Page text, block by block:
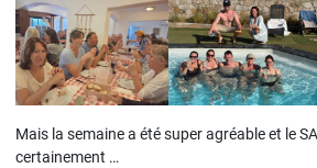
Mais la semaine a été super agréable et le
certainement …